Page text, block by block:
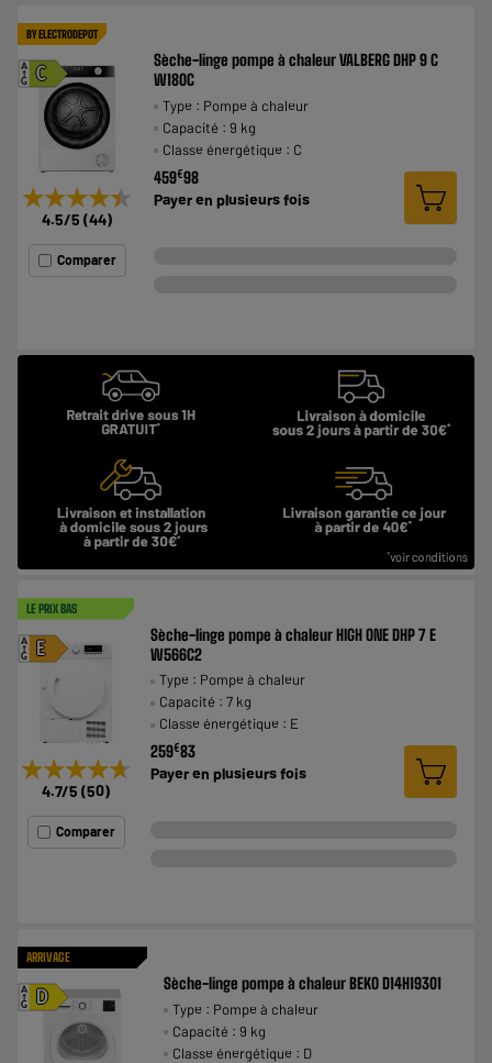
BY ELECTRODEPOT
C
A
G
★★★★★
★★★★★
4.5/5 (44)
Comparer
Sèche-linge pompe à chaleur VALBERG DHP 9 C
W180C
Type : Pompe à chaleur
Capacité : 9 kg
Classe énergétique : C
459€98
Payer en plusieurs fois
LE PRIX BAS
E
A
G
★★★★★
★★★★★
4.7/5 (50)
Comparer
Sèche-linge pompe à chaleur HIGH ONE DHP 7 E
W566C2
Type : Pompe à chaleur
Capacité : 7 kg
Classe énergétique : E
259€83
Payer enplusieurs fois
ARRIVAGE
D
A
G
Sèche-linge pompe à chaleur BEKO D14H19301
Type : Pompe à chaleur
Capacité : 9 kg
Classe énergétique : D